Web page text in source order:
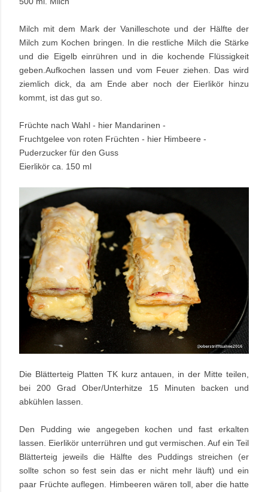
Milch mit dem Mark der Vanilleschote und der Hälfte der
Milch zum Kochen bringen. In die restliche Milch die Stärke
und die Eigelb einrühren und in die kochende Flüssigkeit
geben.Aufkochen lassen und vom Feuer ziehen. Das wird
ziemlich dick, da am Ende aber noch der Eierlikör hinzu
kommt, ist das gut so.
Früchte nach Wahl - hier Mandarinen -
Fruchtgelee von roten Früchten - hier Himbeere -
Puderzucker für den Guss
Eierlikör ca. 150 ml
Die Blätterteig Platten TK kurz antauen, in der Mitte teilen,
bei 200 Grad Ober/Unterhitze 15 Minuten backen und
abkühlen lassen.
Den Pudding wie angegeben kochen und fast erkalten
lassen. Eierlikör unterrühren und gut vermischen. Auf ein Teil
Blätterteig jeweils die Hälfte des Puddings streichen (er
sollte schon so fest sein das er nicht mehr läuft) und ein
paar Früchte auflegen. Himbeeren wären toll, aber die hatte